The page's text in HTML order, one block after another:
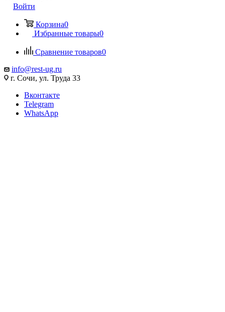
Войти
Корзина0
Избранные товары0
Сравнение товаров0
info@rest-ug.ru
г. Сочи, ул. Труда 33
Вконтакте
Telegram
WhatsApp